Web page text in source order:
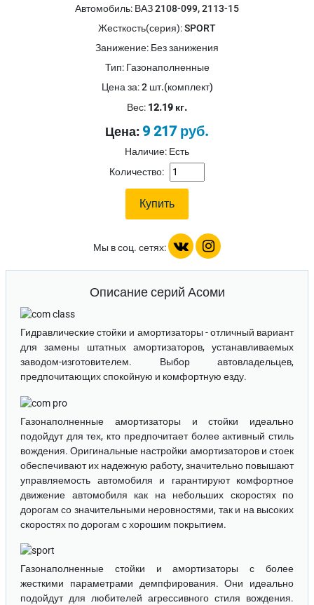
Автомобиль: ВАЗ 2108-099, 2113-15
Жесткость(серия):SPORT
Занижение: Без занижения
Тип: Газонаполненные
Цена за:2 шт.(комплект)
Вес: 12.19 кг.
Цена: 9 217 руб.
Наличие: Есть
Количество:
Мы в соц. сетях:
Описание серий Асоми
Гидравлические стойки и амортизаторы - отличный вариант
для замены штатных амортизаторов, устанавливаемых
заводом-изготовителем. Выбор автовладельцев,
предпочитающих спокойную и комфортную езду.
Газонаполненные амортизаторы и стойки идеально
подойдут для тех, кто предпочитает более активный стиль
вождения. Оригинальные настройки амортизаторов и стоек
обеспечивают их надежную работу, значительно повышают
управляемость автомобиля и гарантируют комфортное
движение автомобиля как на небольших скоростях по
дорогам со значительными неровностями, так и на высоких
скоростях по дорогам с хорошим покрытием.
Газонаполненные стойки и амортизаторы с более
жесткими параметрами демпфирования. Они идеально
подойдут для любителей агрессивного стиля вождения.